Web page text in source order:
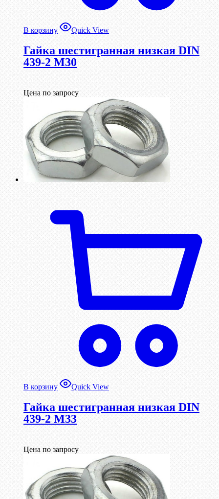
В корзину Quick View
Гайка шестигранная низкая DIN
439-2 М30
Цена по запросу
В корзину Quick View
Гайка шестигранная низкая DIN
439-2 М33
Цена по запросу